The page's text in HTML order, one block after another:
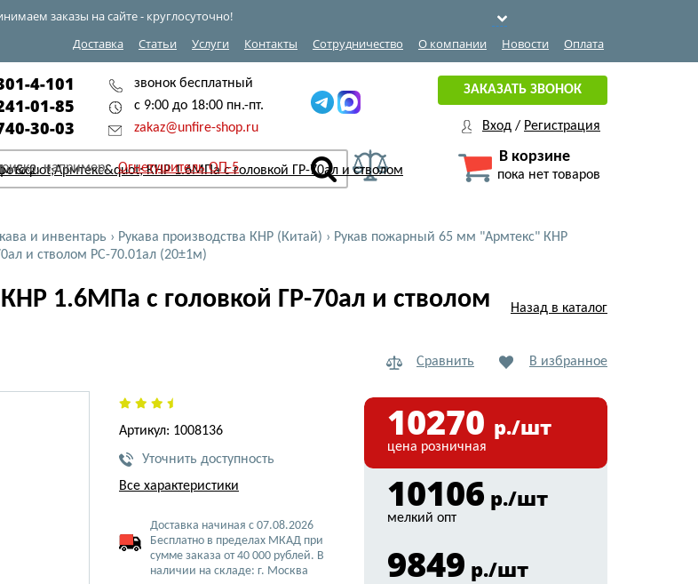
заказы на сайте - круглосуточно!
Доставка
Статьи Услуги Контакты Сотрудничество О компании Новости Оплата
4-101
01-85
30-03
звонок бесплатный
с 9:00 до 18:00 пн.-пт.
zakaz@unfire-shop.ru
например: Огнетушитель ОП-5
ЗАКАЗАТЬ ЗВОНОК
Вход / Регистрация
В корзине
пока нет товаров
и инвентарь › Рукава производства КНР (Китай) › Рукав пожарный 65 мм "Армтекс" КНР
и стволом РС-70.01ал (20±1м)
1.6МПа с головкой ГР-70ал и стволом
Назад в каталог
Сравнить В избранное
Артикул: 1008136
Уточнить доступность
Все характеристики
Доставка начиная с 07.08.2026
Бесплатно в пределах МКАД при
сумме заказа от 40 000 рублей. В
наличии на складе: г. Москва
10270 р./шт
цена розничная
10106 р./шт
мелкий опт
9849 р./шт